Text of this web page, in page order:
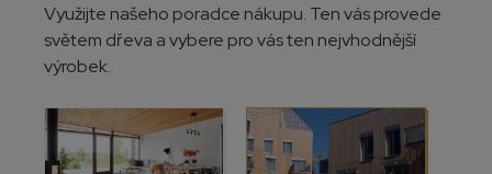
Využijte našeho poradce nákupu. Ten vás provede
světem dřeva a vybere pro vás ten nejvhodnější
výrobek.